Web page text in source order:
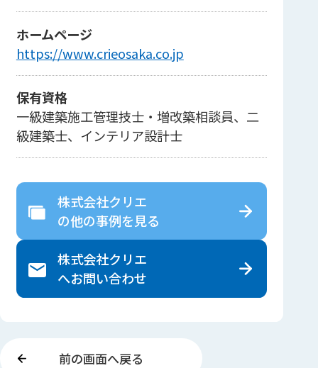
ホームページ
https://www.crieosaka.co.jp
保有資格
一級建築施工管理技士・増改築相談員、二
級建築士、インテリア設計士
株式会社クリエ
の他の事例を見る
株式会社クリエ
へお問い合わせ
前の画面へ戻る